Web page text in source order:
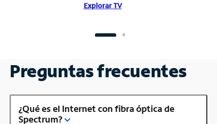
Explorar TV
Preguntas frecuentes
¿Qué es el Internet con fibra óptica de
Spectrum?